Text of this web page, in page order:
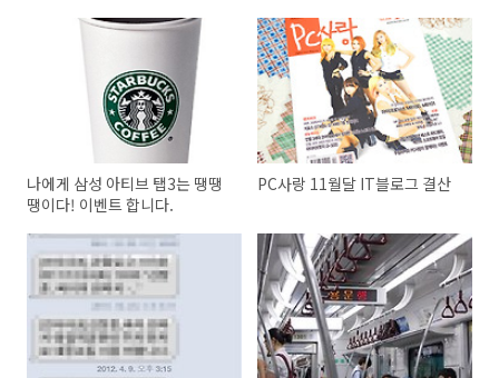
나에게 삼성 아티브 탭3는 땡땡
땡이다! 이벤트 합니다.
PC사랑 11월달 IT블로그 결산